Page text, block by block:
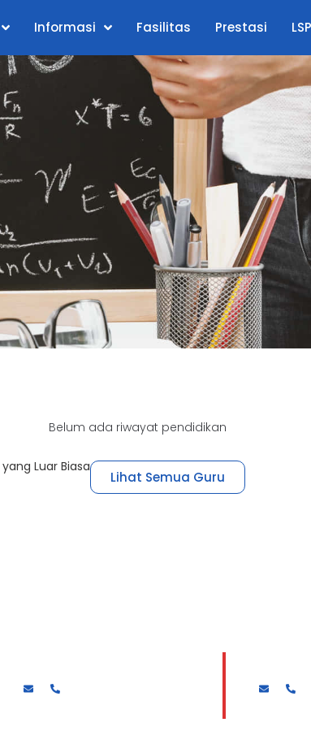
Informasi Fasilitas Prestasi LSP
Belum ada riwayat pendidikan
Luar Biasa
Lihat Semua Guru